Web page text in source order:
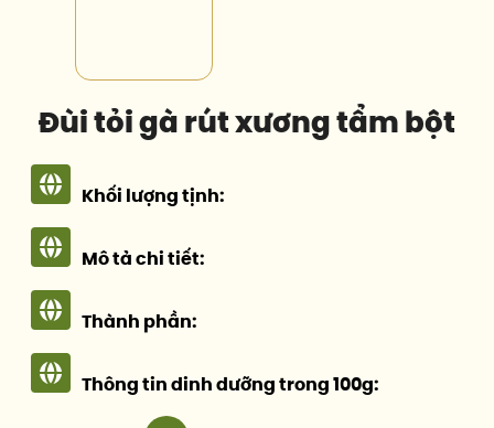
Đùi tỏi gà rút xương tẩm bột
Khối lượng tịnh:
Mô tả chi tiết:
Thành phần:
Thông tin dinh dưỡng trong 100g: